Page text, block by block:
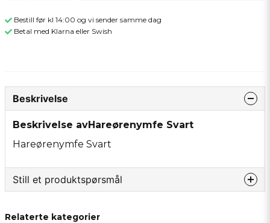
Bestill før kl 14:00 og vi sender samme dag
Betal med Klarna eller Swish
Beskrivelse
Beskrivelse avHareørenymfe Svart
Hareørenymfe Svart
Still et produktspørsmål
Spør oss om noe om dette produktet...
Relaterte kategorier